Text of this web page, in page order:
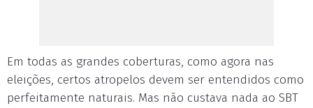
Em todas as grandes coberturas, como agora nas
eleições, certos atropelos devem ser entendidos como
perfeitamente naturais. Mas não custava nada ao SBT